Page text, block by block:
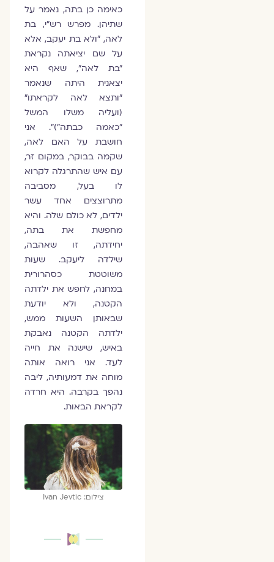
כאימה כן בתה, נאמר על
שתיהן. מפרש רש"י, בת
לאה, "ולא בת יעקב, אלא
על שם יציאתה נקראת
"בת לאה", שאף היא
יצאנית היתה שנאמר
"ותצא לאה לקראתו"
(ועליה משלו המשל
"כאמה כבתה")". אני
חושבת על האם לאה,
שקמה בבוקר, במקום זר,
עם איש שהתרגלה לקרוא
לו בעל, מסביבה
מתרוצצים אחד עשר
ילדים, לא כולם שלה. והיא
מחפשת את בתה,
יחידתה, זו שאהבה,
שילדה ליעקב. שעות
משוטטת כסהרורית
במחנה, לחפש את ילדתה
הקטנה, ולא יודעת
שבאותן השעות ממש,
ילדתה הקטנה נאבקת
באיש, שישנה את חייה
לעד. אני רואה אותה
מוחה את דמעותיה, ליבה
נהפך בקרבה. היא חרדה
לקראת הבאות.
צילום: Ivan Jevtic